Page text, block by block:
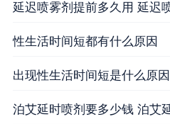
延迟喷雾剂提前多久用 延迟
性生活时间短都有什么原因
出现性生活时间短是什么原因
泊艾延时喷剂要多少钱 泊艾